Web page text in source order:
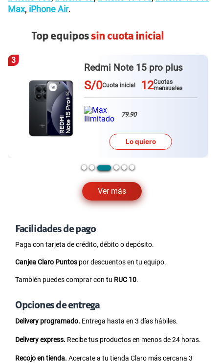
Max, iPhone Air.
Top equipossin cuota inicial
Ver más
plus Redmi Note 15
S/0 Cuota inicial
Lo quiero
Facilidades de pago
Paga con tarjeta de crédito, débito o depósito.
Canjea Claro Puntos por descuentos en tu equipo.
También puedes comprar con tu RUC 10.
Opciones de entrega
Delivery programado. Entrega hasta en 3 días hábiles.
Delivery express. Recibe tus productos en menos de 24 horas.
Recojo en tienda. Acercate a tu tienda Claro más cercana 3